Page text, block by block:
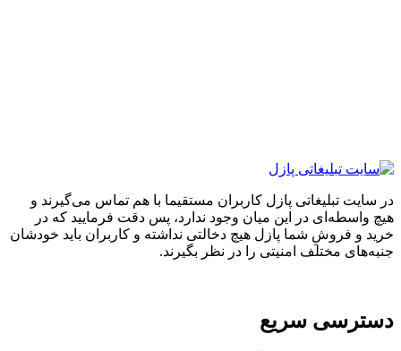
تبلیغاتی پازل کاربران مستقیما با هم تماس می‌گیرند و
در این میان وجود ندارد، پس دقت فرمایید که در
و فروشِ شما پازل هیچ دخالتی نداشته و کاربران باید خودشان
مختلف امنیتی را در نظر بگیرند.
سریع